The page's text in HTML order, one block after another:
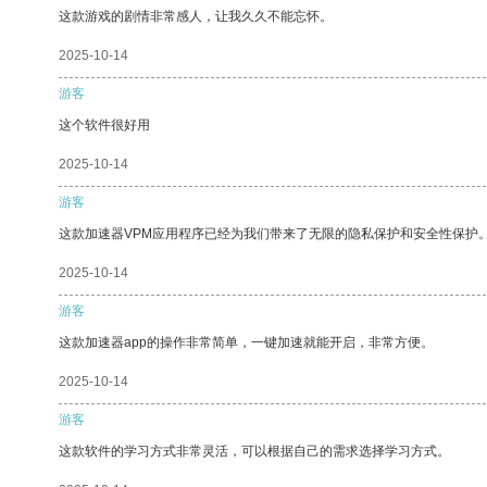
这款游戏的剧情非常感人，让我久久不能忘怀。
2025-10-14
游客
这个软件很好用
2025-10-14
游客
这款加速器VPM应用程序已经为我们带来了无限的隐私保护和安全性保护
2025-10-14
游客
这款加速器app的操作非常简单，一键加速就能开启，非常方便。
2025-10-14
游客
这款软件的学习方式非常灵活，可以根据自己的需求选择学习方式。